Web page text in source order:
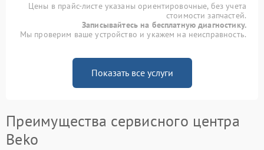
Цены в прайс-листе указаны ориентировочные, без учета
стоимости запчастей.
Записывайтесь на бесплатную диагностику.
Мы проверим ваше устройство и укажем на неисправность.
Показать все услуги
Преимущества сервисного центра
Beko